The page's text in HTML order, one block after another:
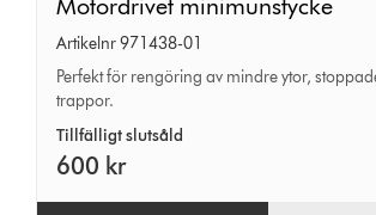
minimunstycke
Artikelnr 971438-01
Perfekt för rengöring av mindre ytor,
trappor.
Tillfälligt slutsåld
600 kr